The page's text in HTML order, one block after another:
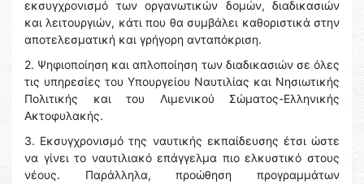
εκσυγχρονισμό των οργανωτικών δομών, διαδικασιών
και λειτουργιών, κάτι που θα συμβάλει καθοριστικά στην
αποτελεσματική και γρήγορη ανταπόκριση.
2.⁠ ⁠Ψηφιοποίηση και απλοποίηση των διαδικασιών σε όλες
τις υπηρεσίες του Υπουργείου Ναυτιλίας και Νησιωτικής
Πολιτικής και του Λιμενικού Σώματος-Ελληνικής
Ακτοφυλακής.
3.⁠ ⁠Εκσυγχρονισμό της ναυτικής εκπαίδευσης έτσι ώστε
να γίνει το ναυτιλιακό επάγγελμα πιο ελκυστικό στους
νέους. Παράλληλα, προώθηση προγραμμάτων